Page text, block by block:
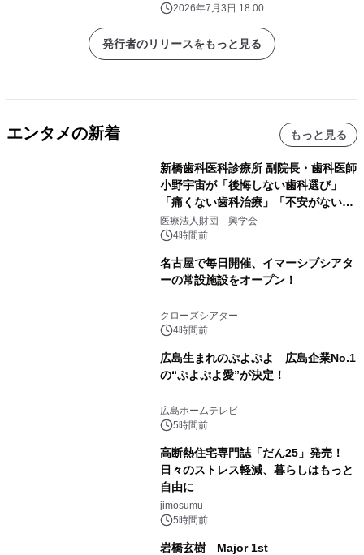
ツアー初日舞台裏にも密着！ エムオ
ン!で7/14(火)夜10時～オンエア！
ンズ2026年7月3日 18:00
発行者のリリースをもっと見る
エンタメの新着 もっと見る
新橋歯科医科診療所 副院長・歯科医師
小野宇宙が「後悔しない歯科選び」
「痛くない歯科治療」「不安がない治
療計画」をテーマに専門監修
医療法人財団 興学会
4時間前
名古屋で毎日開催、イマーシブシアタ
ーの常設施設をオープン！
クローズシアター
4時間前
広島生まれのぷよぷよ 広島企業No.1
の“ぷよぷよ愛”が決定！
広島ホームテレビ
5時間前
高断熱住宅専門誌「だん25」発売！
日々のストレス軽減、暮らしはもっと
自由に
jimosumu
5時間前
岩橋玄樹 Major 1st